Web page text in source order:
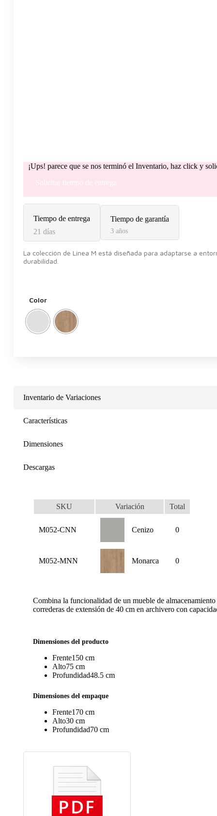
¡Ups! parece que se nos terminó el Inventario, haz click y
Solicitar tiempo de entrega
Tiempo de entrega
21 días
Tiempo de garantía
3 años
La colección de Línea M está diseñada para adaptarse a
durabilidad.
Color
Inventario de Variaciones
Características
Dimensiones
Descargas
SKU Variación Total
M052-CNN Cenizo 0
M052-MNN Monarca 0
Combina la funcionalidad de un mueble de
correderas de extensión de 40 cm en archivero con
Dimensiones del producto
Frente150 cm
Alto75 cm
Profundidad48.5 cm
Dimensiones del empaque
Frente170 cm
Alto30 cm
Profundidad70 cm